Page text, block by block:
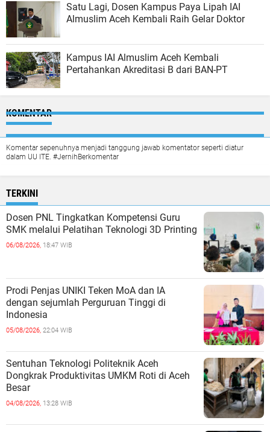
Satu Lagi, Dosen Kampus Paya Lipah IAI
Almuslim Aceh Kembali Raih Gelar Doktor
Kampus IAI Almuslim Aceh Kembali
Pertahankan Akreditasi B dari BAN-PT
KOMENTAR
Komentar sepenuhnya menjadi tanggung jawab komentator seperti diatur
dalam UU ITE. #JernihBerkomentar
TERKINI
Dosen PNL Tingkatkan Kompetensi Guru
SMK melalui Pelatihan Teknologi 3D Printing
06/08/2026, 18:47 WIB
Prodi Penjas UNIKI Teken MoA dan IA
dengan sejumlah Perguruan Tinggi di
Indonesia
05/08/2026, 22:04 WIB
Sentuhan Teknologi Politeknik Aceh
Dongkrak Produktivitas UMKM Roti di Aceh
Besar
04/08/2026, 13:28 WIB